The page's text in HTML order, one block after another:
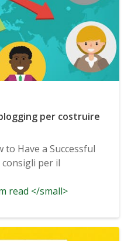
per costruire
Have a Successful
per il
read </small>